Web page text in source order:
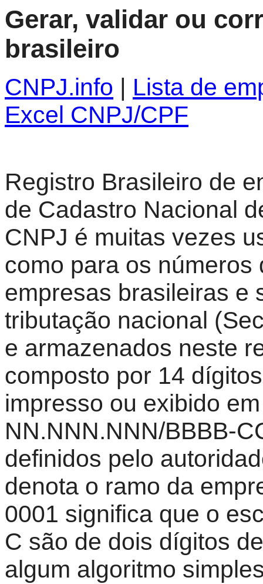
Gerar, validar ou
brasileiro
CNPJ.info
Lista de
Excel CNPJ/CPF
Registro Brasileiro de
de Cadastro Nacional
CNPJ é muitas vezes
como para os
empresas brasileiras e
tributação nacional
e armazenados neste
composto por 14
impresso ou exibido
NN.NNN.NNN/BBBB-
definidos pelo
denota o ramo da
0001 significa que o
C são de dois dígitos
algum algoritmo